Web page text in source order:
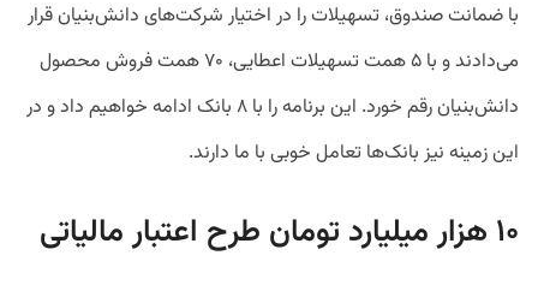
با ضمانت صندوق، تسهیلات را در اختیار شرکت‌های دانش‌بنیان قرار
می‌دادند و با ۵ همت تسهیلات اعطایی، ۷۰ همت فروش محصول
دانش‌بنیان رقم خورد. این برنامه را با ۸ بانک ادامه خواهیم داد و در
این زمینه نیز بانک‌ها تعامل خوبی با ما دارند.
۱۰ هزار میلیارد تومان طرح اعتبار مالیاتی